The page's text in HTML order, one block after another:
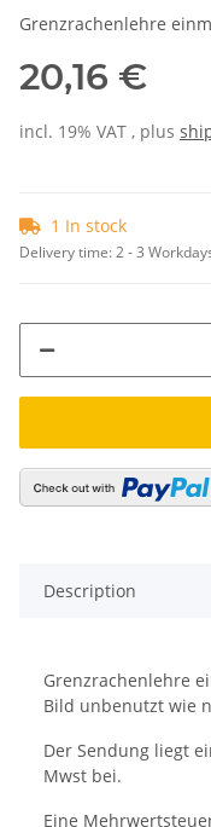
Grenzrachenlehre
20,16 €
incl. 19% VAT , plus
1 In stock
Delivery time:2 - 3
Description
Grenzrachenlehre
Bild unbenutzt wie
Der Sendung liegt
Mwst bei.
Eine